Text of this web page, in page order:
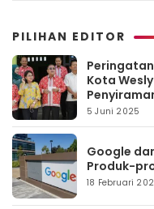
PILIHAN EDITOR
Kota
Pinggir
5 Juni 2025
Google
Produk-
18 Februari